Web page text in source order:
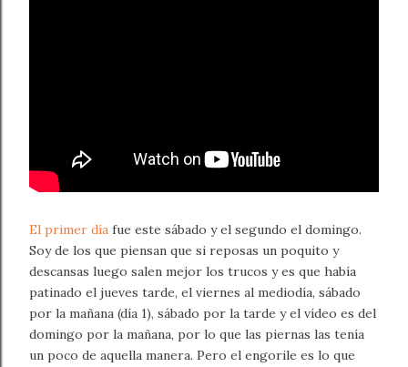
El primer día fue este sábado y el segundo el domingo.
Soy de los que piensan que si reposas un poquito y
descansas luego salen mejor los trucos y es que había
patinado el jueves tarde, el viernes al mediodía, sábado
por la mañana (día 1), sábado por la tarde y el vídeo es del
domingo por la mañana, por lo que las piernas las tenía
un poco de aquella manera. Pero el engorile es lo que